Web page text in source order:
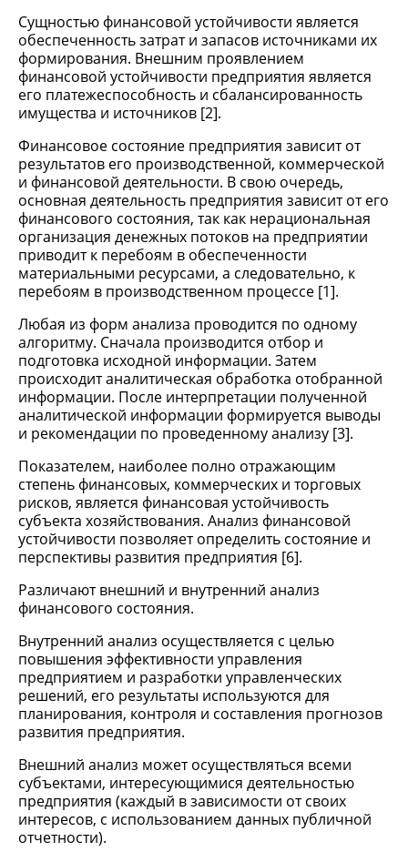
Сущностью финансовой устойчивости является
обеспеченность затрат и запасов источниками их
формирования. Внешним проявлением
финансовой устойчивости предприятия является
его платежеспособность и сбалансированность
имущества и источников [2].
Финансовое состояние предприятия зависит от
результатов его производственной, коммерческой
и финансовой деятельности. В свою очередь,
основная деятельность предприятия зависит от его
финансового состояния, так как нерациональная
организация денежных потоков на предприятии
приводит к перебоям в обеспеченности
материальными ресурсами, а следовательно, к
перебоям в производственном процессе [1].
Любая из форм анализа проводится по одному
алгоритму. Сначала производится отбор и
подготовка исходной информации. Затем
происходит аналитическая обработка отобранной
информации. После интерпретации полученной
аналитической информации формируется выводы
и рекомендации по проведенному анализу [3].
Показателем, наиболее полно отражающим
степень финансовых, коммерческих и торговых
рисков, является финансовая устойчивость
субъекта хозяйствования. Анализ финансовой
устойчивости позволяет определить состояние и
перспективы развития предприятия [6].
Различают внешний и внутренний анализ
финансового состояния.
Внутренний анализ осуществляется с целью
повышения эффективности управления
предприятием и разработки управленческих
решений, его результаты используются для
планирования, контроля и составления прогнозов
развития предприятия.
Внешний анализ может осуществляться всеми
субъектами, интересующимися деятельностью
предприятия (каждый в зависимости от своих
интересов, с использованием данных публичной
отчетности).